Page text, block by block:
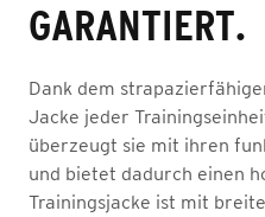
GARANTIERT.
Dank dem
Jacke jeder
überzeugt sie mit ihren
und bietet dadurch einen
Trainingsjacke ist mit